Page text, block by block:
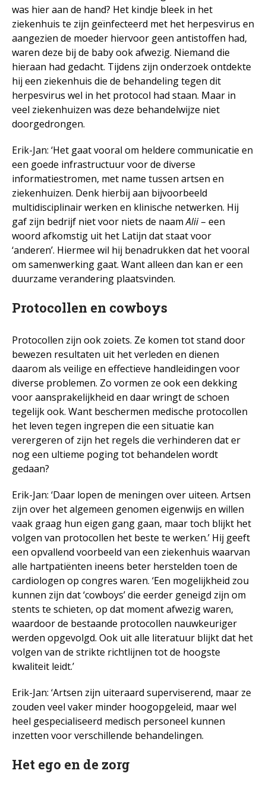
was hier aan de hand? Het kindje bleek in het
ziekenhuis te zijn geïnfecteerd met het herpesvirus en
aangezien de moeder hiervoor geen antistoffen had,
waren deze bij de baby ook afwezig. Niemand die
hieraan had gedacht. Tijdens zijn onderzoek ontdekte
hij een ziekenhuis die de behandeling tegen dit
herpesvirus wel in het protocol had staan. Maar in
veel ziekenhuizen was deze behandelwijze niet
doorgedrongen.
Erik-Jan: ‘Het gaat vooral om heldere communicatie en
een goede infrastructuur voor de diverse
informatiestromen, met name tussen artsen en
ziekenhuizen. Denk hierbij aan bijvoorbeeld
multidisciplinair werken en klinische netwerken. Hij
gaf zijn bedrijf niet voor niets de naamAlii– een
woord afkomstig uit het Latijn dat staat voor
‘anderen’. Hiermee wil hij benadrukken dat het vooral
om samenwerking gaat. Want alleen dan kan er een
duurzame verandering plaatsvinden.
Protocollen en cowboys
Protocollen zijn ook zoiets. Ze komen tot stand door
bewezen resultaten uit het verleden en dienen
daarom als veilige en effectieve handleidingen voor
diverse problemen. Zo vormen ze ook een dekking
voor aansprakelijkheid en daar wringt de schoen
tegelijk ook. Want beschermen medische protocollen
het leven tegen ingrepen die een situatie kan
verergeren of zijn het regels die verhinderen dat er
nog een ultieme poging tot behandelen wordt
gedaan?
Erik-Jan: ‘Daar lopen de meningen over uiteen. Artsen
zijn over het algemeen genomen eigenwijs en willen
vaak graag hun eigen gang gaan, maar toch blijkt het
volgen van protocollen het beste te werken.’ Hij geeft
een opvallend voorbeeld van een ziekenhuis waarvan
alle hartpatiënten ineens beter herstelden toen de
cardiologen op congres waren. ‘Een mogelijkheid zou
kunnen zijn dat ‘cowboys’ die eerder geneigd zijn om
stents te schieten, op dat moment afwezig waren,
waardoor de bestaande protocollen nauwkeuriger
werden opgevolgd. Ook uit alle literatuur blijkt dat het
volgen van de strikte richtlijnen tot de hoogste
kwaliteit leidt.’
Erik-Jan: ‘Artsen zijn uiteraard superviserend, maar ze
zouden veel vaker minder hoogopgeleid, maar wel
heel gespecialiseerd medisch personeel kunnen
inzetten voor verschillende behandelingen.
Het ego en de zorg